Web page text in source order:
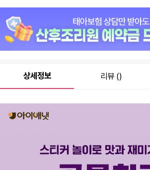
총 상품 금액
바
니
선
하
기
상세정보 리뷰 ()